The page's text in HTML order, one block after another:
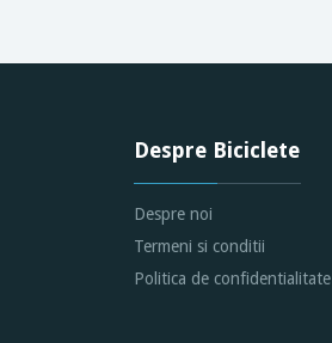
Despre Biciclete
Despre noi
Termeni si conditii
Politica de confidentialitate